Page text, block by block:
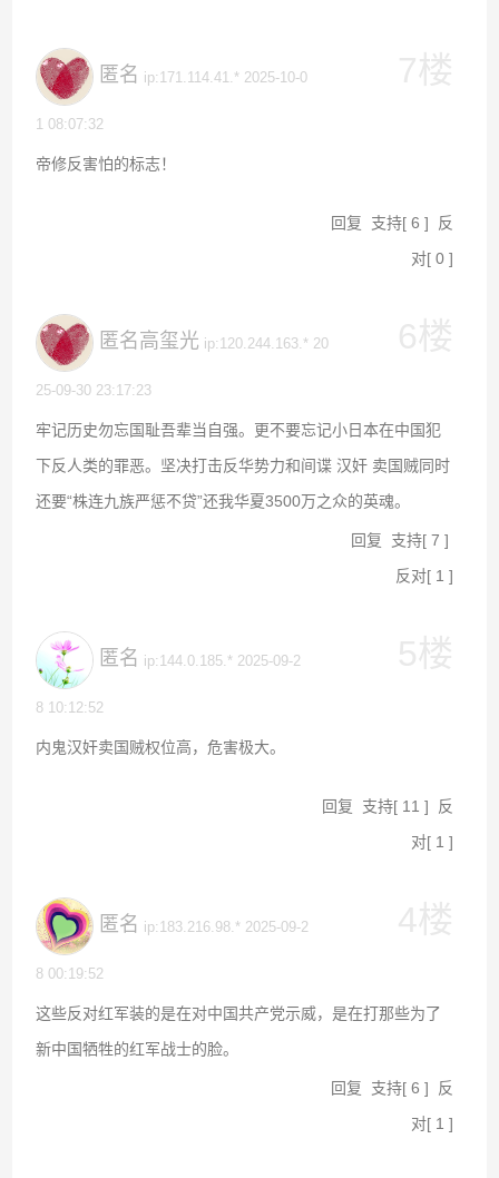
匿名 ip:171.114.41.* 2025-10-0
1 08:07:32
帝修反害怕的标志！
回复 支持[ 6]
反
对[ 0]
匿名高玺光 ip:120.244.163.* 20
25-09-30 23:17:23
牢记历史勿忘国耻吾辈当自强。更不要忘记小日本在中国犯
下反人类的罪恶。坚决打击反华势力和间谍 汉奸 卖国贼同时
还要“株连九族严惩不贷”还我华夏3500万之众的英魂。
回复 支持[ 7]
反对[ 1]
匿名 ip:144.0.185.* 2025-09-2
8 10:12:52
内鬼汉奸卖国贼权位高，危害极大。
回复 支持[ 11]
反
对[ 1]
匿名 ip:183.216.98.* 2025-09-2
8 00:19:52
这些反对红军装的是在对中国共产党示威，是在打那些为了
新中国牺牲的红军战士的脸。
回复 支持[ 6]
反
对[ 1]